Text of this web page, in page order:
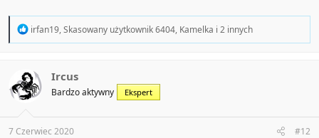
R
t
i
o
s
:
irfan19,Skasowany użytkownik 6404, Kamelka i 2 innych
Ircus
Bardzo aktywny Ekspert
7 Czerwiec 2020 #12